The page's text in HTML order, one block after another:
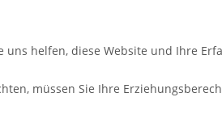
helfen, diese Website und Ihre
müssen Sie Ihre